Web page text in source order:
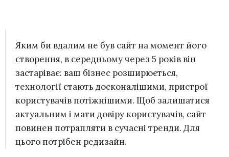
Яким би вдалим не був сайт на момент його
створення, в середньому через 5 років він
застаріває: ваш бізнес розширюється,
технології стають досконалішими, пристрої
користувачів потіжнішими. Щоб залишатися
актуальним і мати довіру користувачів, сайт
повинен потрапляти в сучасні тренди. Для
цього потрібен редизайн.